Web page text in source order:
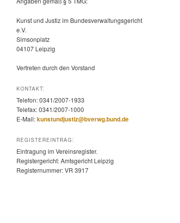
Kunst und Justiz im Bundesverwaltungsgericht
e.V.
Simsonplatz
04107 Leipzig
Vertreten durch den Vorstand
KONTAKT:
Telefon: 0341/2007-1933
Telefax: 0341/2007-1000
E-Mail:kunstundjustiz@bverwg.bund.de
REGISTEREINTRAG:
Eintragung im Vereinsregister.
Registergericht: Amtsgericht Leipzig
Registernummer: VR 3917